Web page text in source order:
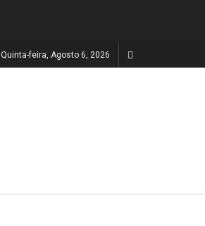
Quinta-feira, Agosto 6, 2026